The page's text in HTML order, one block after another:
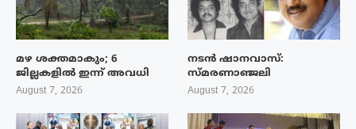
മഴ ശക്തമാകും; 6
ജില്ലകളിൽ ഇന്ന് അവധി
August 7, 2026
നടൻ ഷാനവാസ്:
സ്മരണാഞ്ജലി
August 7, 2026